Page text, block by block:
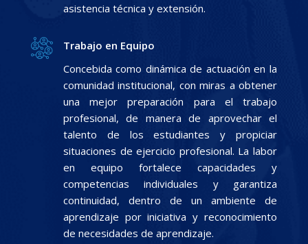
asistencia técnica y extensión.
Trabajo en Equipo
Concebida como dinámica de actuación en la
comunidad institucional, con miras a obtener
una mejor preparación para el trabajo
profesional, de manera de aprovechar el
talento de los estudiantes y propiciar
situaciones de ejercicio profesional. La labor
en equipo fortalece capacidades y
competencias individuales y garantiza
continuidad, dentro de un ambiente de
aprendizaje por iniciativa y reconocimiento
de necesidades de aprendizaje.